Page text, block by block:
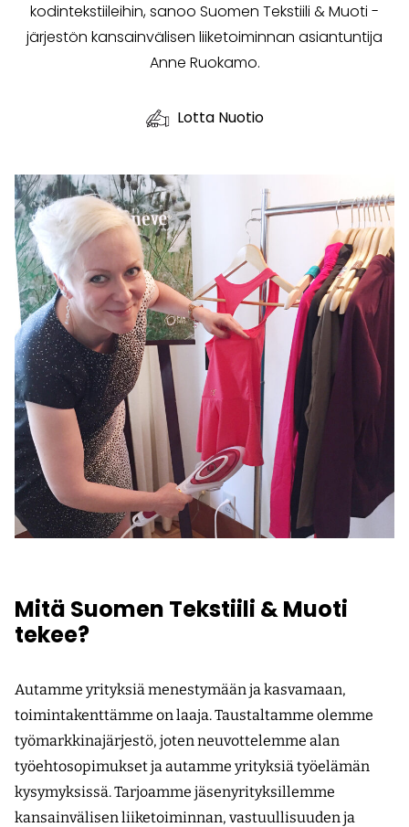
kodintekstiileihin, sanoo Suomen Tekstiili & Muoti -
järjestön kansainvälisen liiketoiminnan asiantuntija
Anne Ruokamo.
Lotta Nuotio
Mitä Suomen Tekstiili & Muoti
tekee?
Autamme yrityksiä menestymään ja kasvamaan,
toimintakenttämme on laaja. Taustaltamme olemme
työmarkkinajärjestö, joten neuvottelemme alan
työehtosopimukset ja autamme yrityksiä työelämän
kysymyksissä. Tarjoamme jäsenyrityksillemme
kansainvälisen liiketoiminnan, vastuullisuuden ja